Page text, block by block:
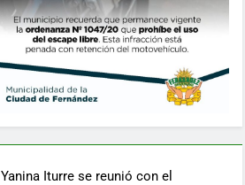
Yanina Iturre se reunió con el